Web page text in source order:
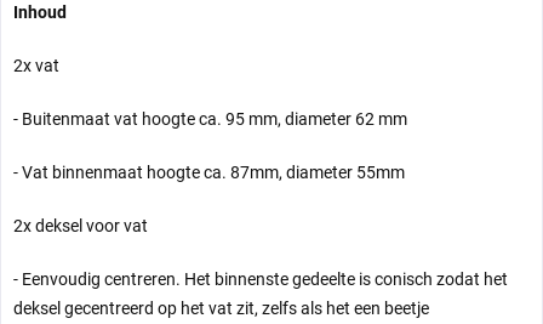
Inhoud
2x vat
- Buitenmaat vat hoogte ca. 95 mm, diameter 62 mm
- Vat binnenmaat hoogte ca. 87mm, diameter 55mm
2x deksel voor vat
- Eenvoudig centreren. Het binnenste gedeelte is conisch zodat het
deksel gecentreerd op het vat zit, zelfs als het een beetje